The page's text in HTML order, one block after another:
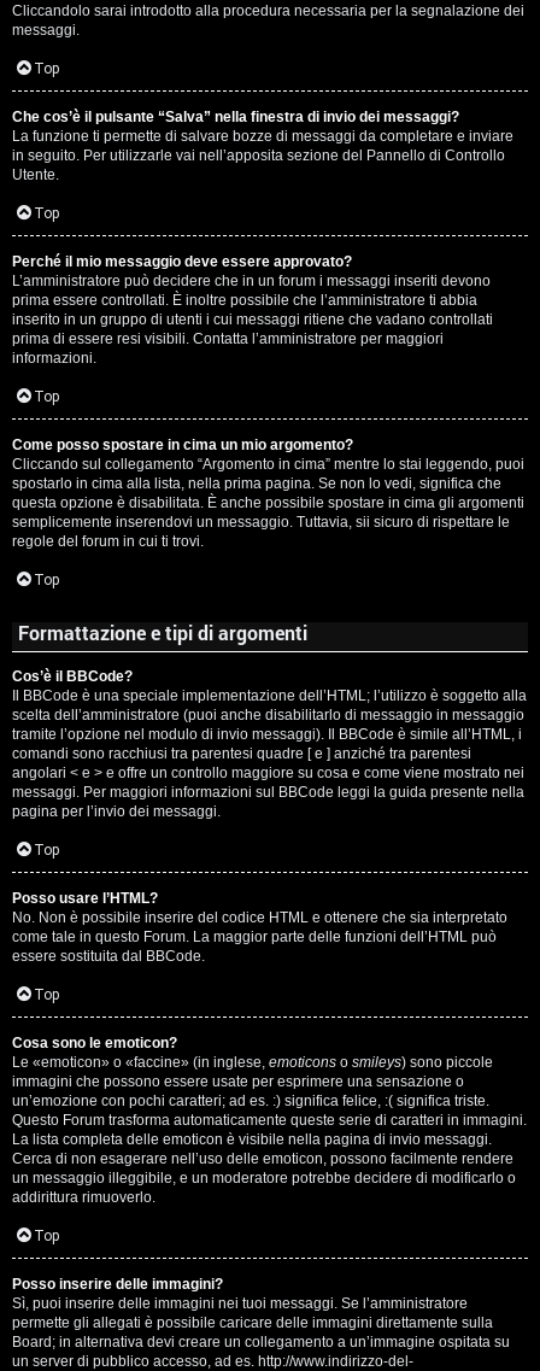
Cliccandolo sarai introdotto alla procedura necessaria per la segnalazione dei
messaggi.
Top
Che cos’è il pulsante “Salva” nella finestra di invio dei messaggi?
La funzione ti permette di salvare bozze di messaggi da completare e inviare
in seguito. Per utilizzarle vai nell’apposita sezione del Pannello di Controllo
Utente.
Top
Perché il mio messaggio deve essere approvato?
L’amministratore può decidere che in un forum i messaggi inseriti devono
prima essere controllati. È inoltre possibile che l’amministratore ti abbia
inserito in un gruppo di utenti i cui messaggi ritiene che vadano controllati
prima di essere resi visibili. Contatta l’amministratore per maggiori
informazioni.
Top
Come posso spostare in cima un mio argomento?
Cliccando sul collegamento “Argomento in cima” mentre lo stai leggendo, puoi
spostarlo in cima alla lista, nella prima pagina. Se non lo vedi, significa che
questa opzione è disabilitata. È anche possibile spostare in cima gli argomenti
semplicemente inserendovi un messaggio. Tuttavia, sii sicuro di rispettare le
regole del forum in cui ti trovi.
Top
Formattazione e tipi di argomenti
Cos’è il BBCode?
Il BBCode è una speciale implementazione dell’HTML; l’utilizzo è soggetto alla
scelta dell’amministratore (puoi anche disabilitarlo di messaggio in messaggio
tramite l’opzione nel modulo di invio messaggi). Il BBCode è simile all’HTML, i
comandi sono racchiusi tra parentesi quadre [ e ] anziché tra parentesi
angolari < e > e offre un controllo maggiore su cosa e come viene mostrato nei
messaggi. Per maggiori informazioni sul BBCode leggi la guida presente nella
pagina per l’invio dei messaggi.
Top
Posso usare l’HTML?
No. Non è possibile inserire del codice HTML e ottenere che sia interpretato
come tale in questo Forum. La maggior parte delle funzioni dell’HTML può
essere sostituita dal BBCode.
Top
Cosa sono le emoticon?
Le «emoticon» o «faccine» (in inglese, emoticons o smileys) sono piccole
immagini che possono essere usate per esprimere una sensazione o
un’emozione con pochi caratteri; ad es. :) significa felice, :( significa triste.
Questo Forum trasforma automaticamente queste serie di caratteri in immagini.
La lista completa delle emoticon è visibile nella pagina di invio messaggi.
Cerca di non esagerare nell’uso delle emoticon, possono facilmente rendere
un messaggio illeggibile, e un moderatore potrebbe decidere di modificarlo o
addirittura rimuoverlo.
Top
Posso inserire delle immagini?
Sì, puoi inserire delle immagini nei tuoi messaggi. Se l’amministratore
permette gli allegati è possibile caricare delle immagini direttamente sulla
Board; in alternativa devi creare un collegamento a un’immagine ospitata su
un server di pubblico accesso, ad es. http://www.indirizzo-del-
r
a
t
e
c
o
n
G
i
g
i
D
'
A
g
o
s
t
i
n
o
R
i
f
l
e
s
s
i
o
n
i